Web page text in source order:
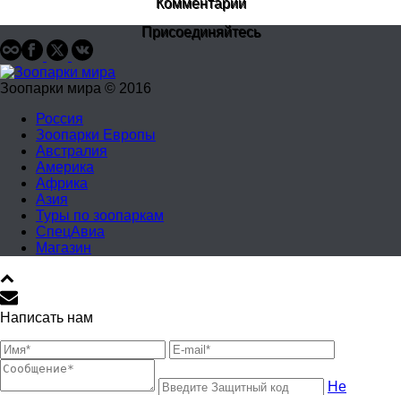
Присоединяйтесь
Зоопарки мира © 2016
Россия
Зоопарки Европы
Австралия
Америка
Африка
Азия
Туры по зоопаркам
СпецАвиа
Магазин
Написать нам
Не